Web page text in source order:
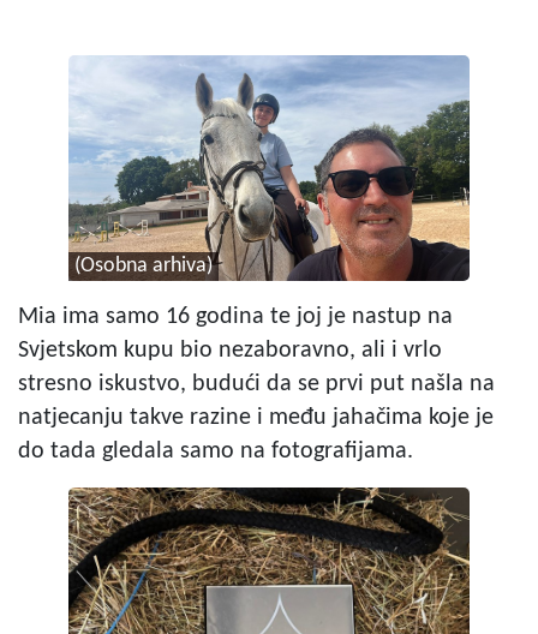
(Osobna arhiva)
Mia ima samo 16 godina te joj je nastup na
Svjetskom kupu bio nezaboravno, ali i vrlo
stresno iskustvo, budući da se prvi put našla na
natjecanju takve razine i među jahačima koje je
do tada gledala samo na fotografijama.